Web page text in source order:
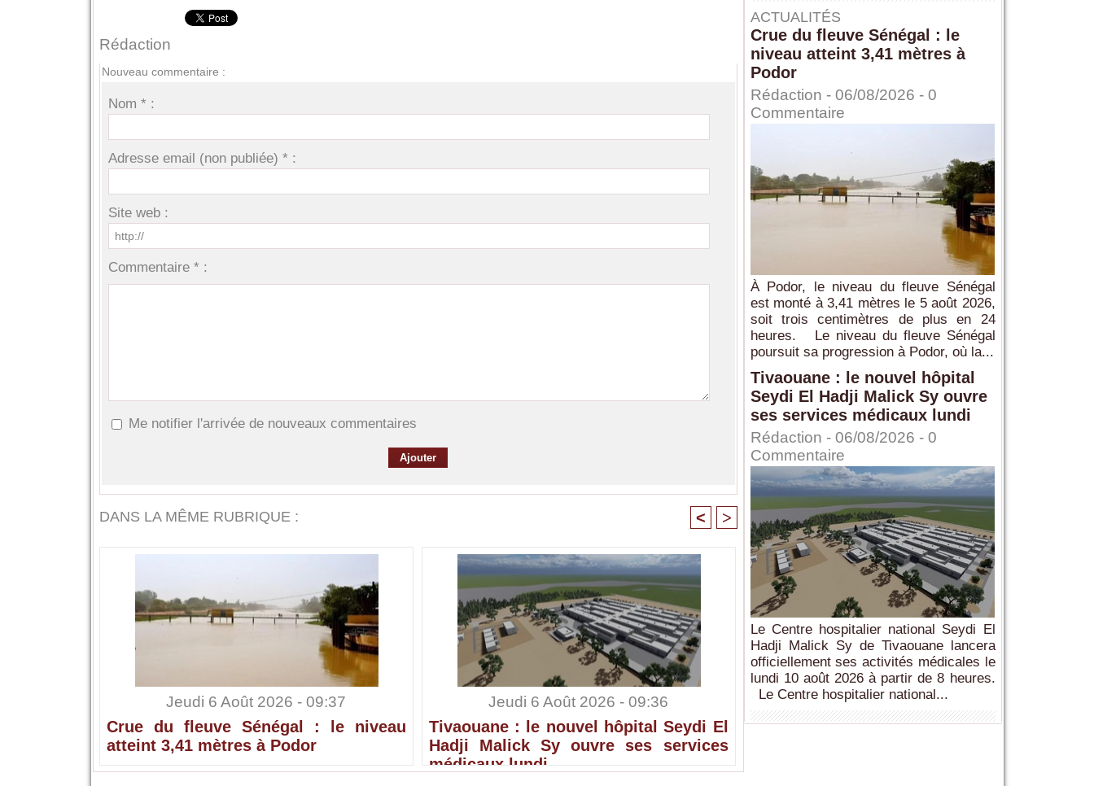
Rédaction
Nouveau commentaire :
Nom * :
Adresse email (non publiée) * :
Site web :
Commentaire * :
Me notifier l'arrivée de nouveaux commentaires
DANS LA MÊME RUBRIQUE : < >
Jeudi 6 Août 2026 - 09:37
Crue du fleuve Sénégal : le niveau
atteint 3,41 mètres à Podor
Jeudi 6 Août 2026 - 09:36
Tivaouane : le nouvel hôpital Seydi El
Hadji Malick Sy ouvre ses services
médicaux lundi
ACTUALITÉS
Crue du fleuve Sénégal : le
niveau atteint 3,41 mètres à
Podor
Rédaction - 06/08/2026 - 0
Commentaire
À Podor, le niveau du fleuve Sénégal
est monté à 3,41 mètres le 5 août 2026,
soit trois centimètres de plus en 24
heures. Le niveau du fleuve Sénégal
poursuit sa progression à Podor, où la...
Tivaouane : le nouvel hôpital
Seydi El Hadji Malick Sy ouvre
ses services médicaux lundi
Rédaction - 06/08/2026 - 0
Commentaire
Le Centre hospitalier national Seydi El
Hadji Malick Sy de Tivaouane lancera
officiellement ses activités médicales le
lundi 10 août 2026 à partir de 8 heures.
Le Centre hospitalier national...